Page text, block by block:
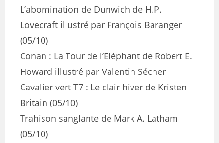
L’abomination de Dunwich de H.P.
Lovecraft illustré par François Baranger
(05/10)
Conan : La Tour de l’Eléphant de Robert E.
Howard illustré par Valentin Sécher
Cavalier vert T7 : Le clair hiver de Kristen
Britain (05/10)
Trahison sanglante de Mark A. Latham
(05/10)